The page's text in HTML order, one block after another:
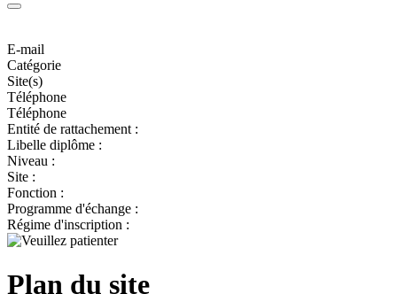
E-mail
Catégorie
Site(s)
Téléphone
Téléphone
Entité de rattachement :
Libelle diplôme :
Niveau :
Site :
Fonction :
Programme d'échange :
Régime d'inscription :
Plan du site